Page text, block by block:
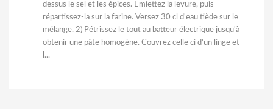
dessus le sel et les épices. Emiettez la levure, puis
répartissez-la sur la farine. Versez 30 cl d'eau tiède sur le
mélange. 2) Pétrissez le tout au batteur électrique jusqu'à
obtenir une pâte homogène. Couvrez celle ci d'un linge et
l...